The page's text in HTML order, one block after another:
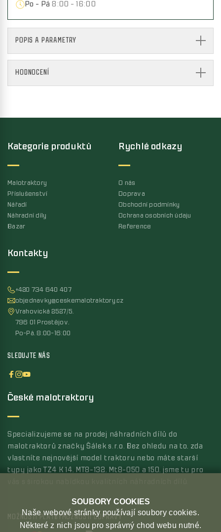
Po - Pá 8:00 - 16:00
POPIS A PARAMETRY
HODNOCENÍ
Kontakty
+420 734 640 407
objednavky@ceskemalotraktory.cz
Vrahovická 2527/5,
796 01 Prostějov,
Po-Pá, 8:00-16:00
SLEDUJTE NÁS
Kategorie produktů
Malotraktory
Příslušenství
Nářadí
Náhradní díly
Bazar
Rychlé odkazy
O nás
Doprava
Obchodní podmínky
Ochrana osobních údaju
Reference
České malotraktory
Specializujeme se na prodej náhradních dílů do
malotraktorů značky Šálek s.r.o. Bez ohledu na to, zda
vlastníte nejnovější model traktoru nebo máte starší
typy jako TZ4 K 14, MT8-132, Mt8-050 a 150, jsme tu pro
MOŽNOSTI PLATBYMOŽNOSTI DOPRAVY
SOUBORY COOKIES
Naše webové stránky používají soubory cookies.
Některé z nich jsou pro správný chod webu nutné.